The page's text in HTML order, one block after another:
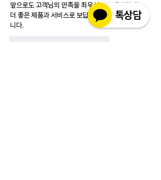
앞으로도 고객님의 만족을 최우선으로 생각하며,
더 좋은 제품과 서비스로 보답하는 인코몰이 되겠습
니다.